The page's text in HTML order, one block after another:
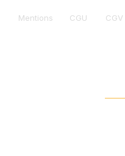
Mentions CGU CGV